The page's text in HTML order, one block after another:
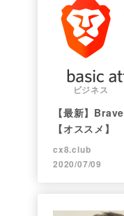
ビジネス
【最新】
【オススメ】
cx8.club
2020/07/09